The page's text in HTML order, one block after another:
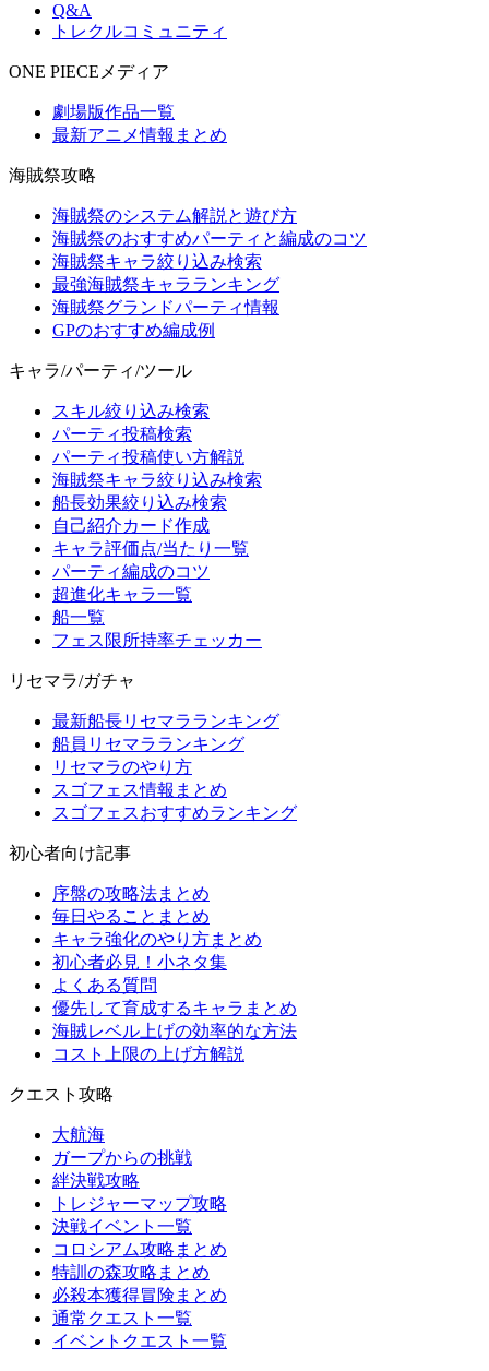
Q&A
トレクルコミュニティ
ONE PIECEメディア
劇場版作品一覧
最新アニメ情報まとめ
海賊祭攻略
海賊祭のシステム解説と遊び方
海賊祭のおすすめパーティと編成のコツ
海賊祭キャラ絞り込み検索
最強海賊祭キャラランキング
海賊祭グランドパーティ情報
GPのおすすめ編成例
キャラ/パーティ/ツール
スキル絞り込み検索
パーティ投稿検索
パーティ投稿使い方解説
海賊祭キャラ絞り込み検索
船長効果絞り込み検索
自己紹介カード作成
キャラ評価点/当たり一覧
パーティ編成のコツ
超進化キャラ一覧
船一覧
フェス限所持率チェッカー
リセマラ/ガチャ
最新船長リセマラランキング
船員リセマラランキング
リセマラのやり方
スゴフェス情報まとめ
スゴフェスおすすめランキング
初心者向け記事
序盤の攻略法まとめ
毎日やることまとめ
キャラ強化のやり方まとめ
初心者必見！小ネタ集
よくある質問
優先して育成するキャラまとめ
海賊レベル上げの効率的な方法
コスト上限の上げ方解説
クエスト攻略
大航海
ガープからの挑戦
絆決戦攻略
トレジャーマップ攻略
決戦イベント一覧
コロシアム攻略まとめ
特訓の森攻略まとめ
必殺本獲得冒険まとめ
通常クエスト一覧
イベントクエスト一覧